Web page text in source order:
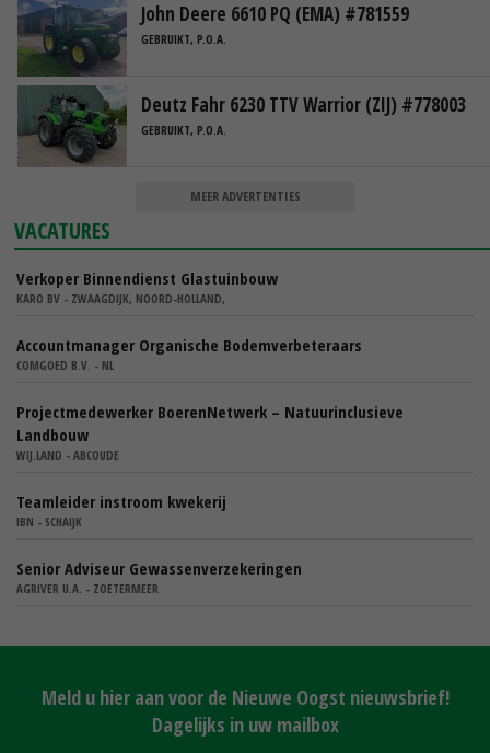
John Deere 6610 PQ (EMA) #781559
GEBRUIKT, P.O.A.
Deutz Fahr 6230 TTV Warrior (ZIJ) #778003
GEBRUIKT, P.O.A.
MEER ADVERTENTIES
VACATURES
Verkoper Binnendienst Glastuinbouw
KARO BV - ZWAAGDIJK, NOORD-HOLLAND,
Accountmanager Organische Bodemverbeteraars
COMGOED B.V. - NL
Projectmedewerker BoerenNetwerk – Natuurinclusieve
Landbouw
WIJ.LAND - ABCOUDE
Teamleider instroom kwekerij
IBN - SCHAIJK
Senior Adviseur Gewassenverzekeringen
AGRIVER U.A. - ZOETERMEER
Meld u hier aan voor de Nieuwe Oogst nieuwsbrief!
Dagelijks in uw mailbox